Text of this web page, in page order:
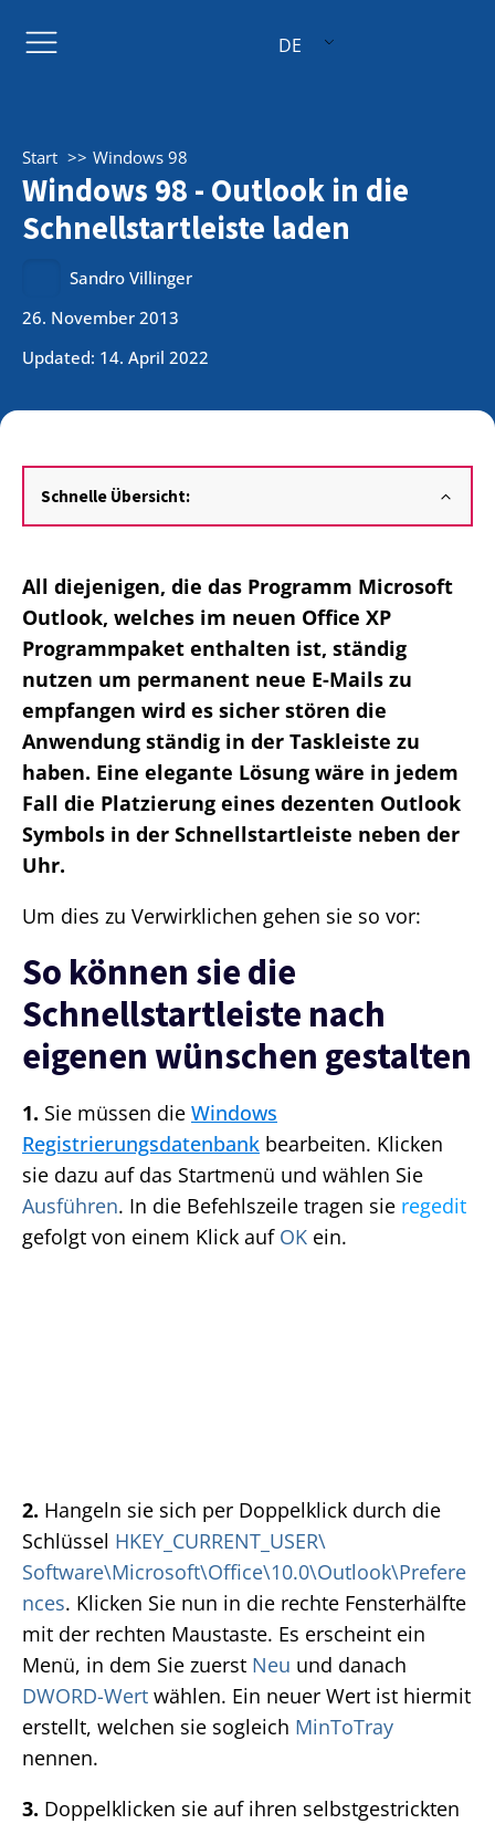
DE
Start Windows 98
Windows 98 - Outlook in die
Schnellstartleiste laden
Sandro Villinger
26. November 2013
Updated: 14. April 2022
Schnelle Übersicht:
All diejenigen, die das Programm Microsoft
Outlook, welches im neuen Office XP
Programmpaket enthalten ist, ständig
nutzen um permanent neue E-Mails zu
empfangen wird es sicher stören die
Anwendung ständig in der Taskleiste zu
haben. Eine elegante Lösung wäre in jedem
Fall die Platzierung eines dezenten Outlook
Symbols in der Schnellstartleiste neben der
Uhr.
Um dies zu Verwirklichen gehen sie so vor:
So können sie die
Schnellstartleiste nach
eigenen wünschen gestalten
1. Sie müssen die Windows
Registrierungsdatenbank bearbeiten. Klicken
sie dazu auf das Startmenü und wählen Sie
Ausführen. In die Befehlszeile tragen sie regedit
gefolgt von einem Klick auf OK ein.
2. Hangeln sie sich per Doppelklick durch die
Schlüssel HKEY_CURRENT_USER\
Software\Microsoft\Office\10.0\Outlook\Prefere
nces. Klicken Sie nun in die rechte Fensterhälfte
mit der rechten Maustaste. Es erscheint ein
Menü, in dem Sie zuerst Neu und danach
DWORD-Wert wählen. Ein neuer Wert ist hiermit
erstellt, welchen sie sogleich MinToTray
nennen.
3. Doppelklicken sie auf ihren selbstgestrickten